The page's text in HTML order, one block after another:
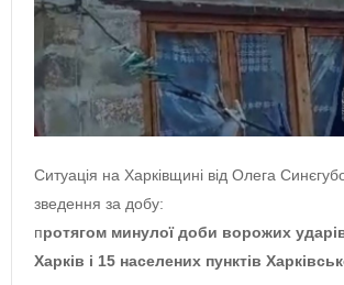
Ситуація на Харківщині від Олега
зведення за добу:
протягом минулої доби ворожих
Харків і 15 населених пунктів